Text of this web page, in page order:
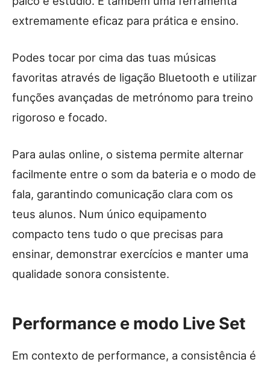
extremamente eficaz para prática e ensino.
Podes tocar por cima das tuas músicas
favoritas através de ligação Bluetooth e utilizar
funções avançadas de metrónomo para treino
rigoroso e focado.
Para aulas online, o sistema permite alternar
facilmente entre o som da bateria e o modo de
fala, garantindo comunicação clara com os
teus alunos. Num único equipamento
compacto tens tudo o que precisas para
ensinar, demonstrar exercícios e manter uma
qualidade sonora consistente.
Performance e modo Live Set
Em contexto de performance, a consistência é